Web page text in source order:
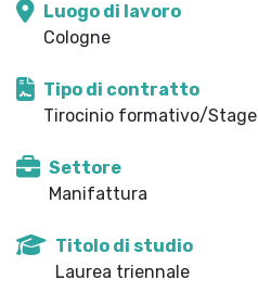
Luogo di lavoro
Cologne
Tipo di contratto
Tirocinio formativo/Stage
Settore
Manifattura
Titolo di studio
Laurea triennale